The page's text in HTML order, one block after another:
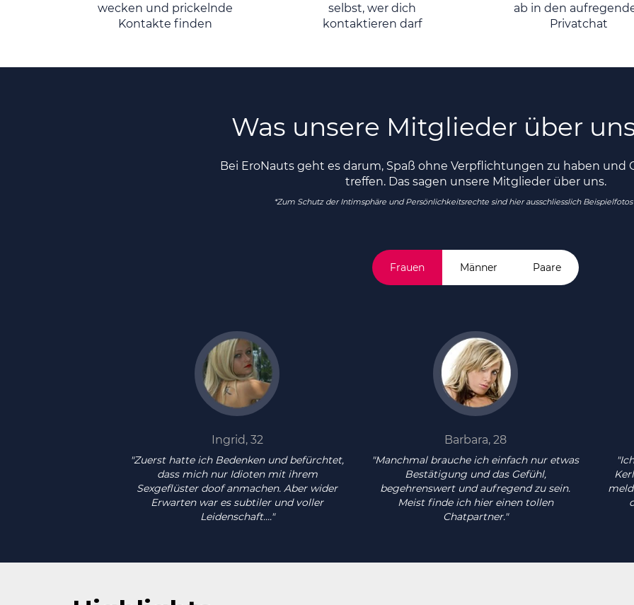
wecken und prickelnde
Kontakte finden
selbst, wer dich
kontaktieren darf
ab in den
Privatchat
Was unsere Mitglieder über
Bei EroNauts geht es darum, Spaß ohne Verpflichtungen zu haben und
treffen. Das sagen unsere Mitglieder über uns.
*Zum Schutz der Intimsphäre und Persönlichkeitsrechte sind hier ausschliesslich
Frauen Männer Paare
Ingrid, 32
"Zuerst hatte ich Bedenken und befürchtet,
dass mich nur Idioten mit ihrem
Sexgeflüster doof anmachen. Aber wider
Erwarten war es subtiler und voller
Leidenschaft...."
Barbara, 28
"Manchmal brauche ich einfach nur etwas
Bestätigung und das Gefühl,
begehrenswert und aufregend zu sein.
Meist finde ich hier einen tollen
Chatpartner."